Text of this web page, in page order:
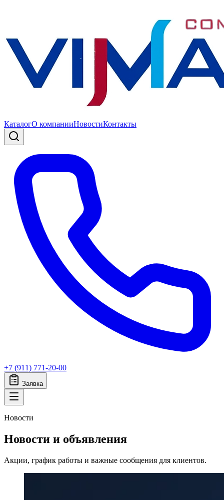
КаталогО компанииНовостиКонтакты
+7 (911) 771-20-00
Заявка
Новости
Новости и объявления
Акции, график работы и важные сообщения для клиентов.